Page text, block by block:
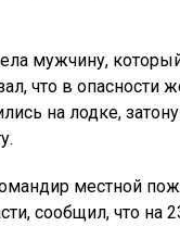
мужчину,
что в опасности
на лодке,
местной
сообщил, что на